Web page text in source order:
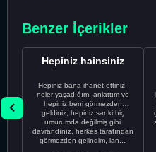
Benzer İçerikler
Hepiniz hainsiniz
Hepiniz bana ihanet ettiniz,
neler yaşadığımı anlattım ve
hepiniz beni görmezden
geldiniz, hepiniz sanki hiç
umurumda değilmiş gibi
davrandınız, herkes tarafından
görmezden gelindim, lan...